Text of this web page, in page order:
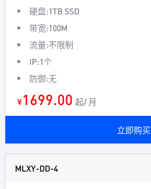
硬盘:1TB SSD
带宽:100M
流量:不限制
IP:1个
防御:无
¥1699.00 起/ 月
立即购买
MLXY-DD-4